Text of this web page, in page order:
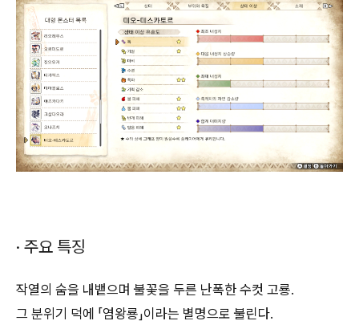
· 주요 특징
작열의 숨을 내뱉으며 불꽃을 두른 난폭한 수컷 고룡.
그 분위기 덕에 「염왕룡」이라는 별명으로 불린다.